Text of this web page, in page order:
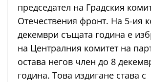
председател на Градския
Отечествения фронт. На 5-ия
декември същата година е
на Централния комитет на
остава негов член до 8
година. Това издигане става с